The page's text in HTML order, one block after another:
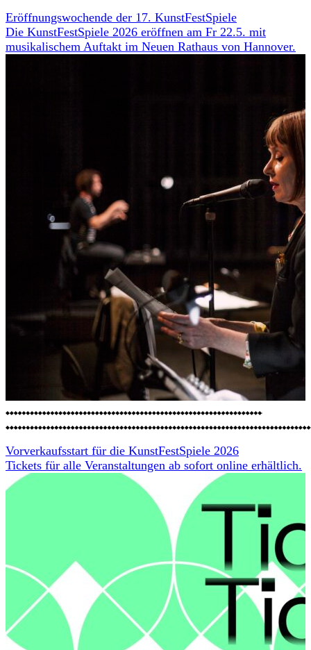
Eröffnungswochende der 17. KunstFestSpiele
Die KunstFestSpiele 2026 eröffnen am Fr 22.5. mit
musikalischem Auftakt im Neuen Rathaus von Hannover.
Vorverkaufsstart für die KunstFestSpiele 2026
Tickets für alle Veranstaltungen ab sofort online erhältlich.